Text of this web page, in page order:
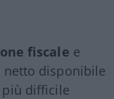
fiscale e
disponibile
difficile